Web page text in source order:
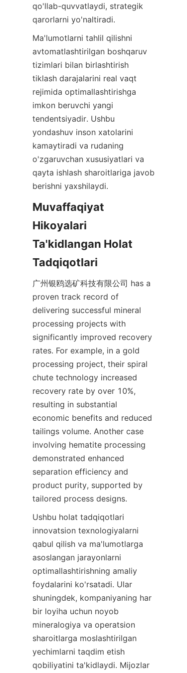
qo'llab-quvvatlaydi, strategik
qarorlarni yo'naltiradi.
Ma'lumotlarni tahlil qilishni
avtomatlashtirilgan boshqaruv
tizimlari bilan birlashtirish
tiklash darajalarini real vaqt
rejimida optimallashtirishga
imkon beruvchi yangi
tendentsiyadir. Ushbu
yondashuv inson xatolarini
kamaytiradi va rudaning
o'zgaruvchan xususiyatlari va
qayta ishlash sharoitlariga javob
berishni yaxshilaydi.
Muvaffaqiyat
Hikoyalari
Ta'kidlangan Holat
Tadqiqotlari
广州银鸥选矿科技有限公司 has a
proven track record of
delivering successful mineral
processing projects with
significantly improved recovery
rates. For example, in a gold
processing project, their spiral
chute technology increased
recovery rate by over 10%,
resulting in substantial
economic benefits and reduced
tailings volume. Another case
involving hematite processing
demonstrated enhanced
separation efficiency and
product purity, supported by
tailored process designs.
Ushbu holat tadqiqotlari
innovatsion texnologiyalarni
qabul qilish va ma'lumotlarga
asoslangan jarayonlarni
optimallashtirishning amaliy
foydalarini ko'rsatadi. Ular
shuningdek, kompaniyaning har
bir loyiha uchun noyob
mineralogiya va operatsion
sharoitlarga moslashtirilgan
yechimlarni taqdim etish
qobiliyatini ta'kidlaydi. Mijozlar